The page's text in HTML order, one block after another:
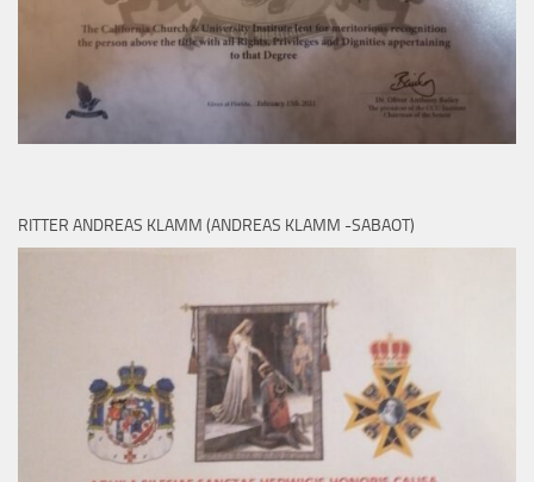
RITTER ANDREAS KLAMM (ANDREAS KLAMM -SABAOT)